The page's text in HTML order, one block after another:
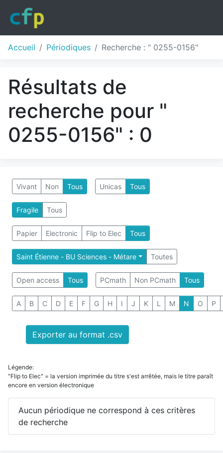
Accueil Périodiques Recherche : " 0255-0156"
Résultats de
recherche pour "
0255-0156" : 0
Vivant Non Tous Unicas Tous
Fragile Tous
Papier Electronic Flip to Elec Tous
Saint Étienne - BU Sciences - Métare Toutes
Open access Tous PCmath Non PCmath Tous
A B C D E F G H I J K L M N O P
Exporter au format .csv
Légende:
"Flip to Elec" = la version imprimée du titre s'est arrêtée, mais le titre paraît
encore en version électronique
Aucun périodique ne correspond à ces critères
de recherche